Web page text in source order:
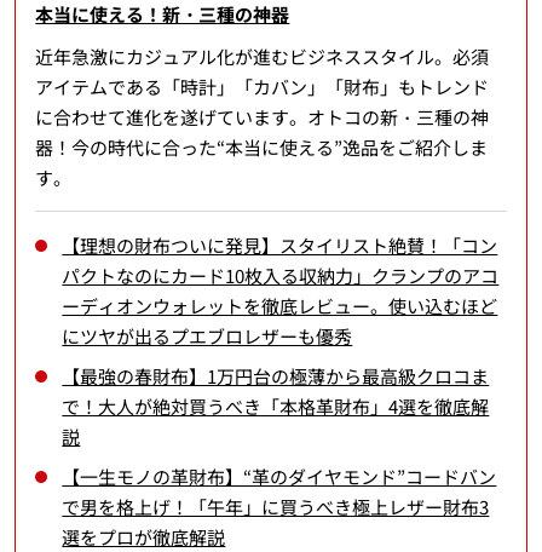
本当に使える！新・三種の神器
近年急激にカジュアル化が進むビジネススタイル。必須
アイテムである「時計」「カバン」「財布」もトレンド
に合わせて進化を遂げています。オトコの新・三種の神
器！今の時代に合った“本当に使える”逸品をご紹介しま
す。
【理想の財布ついに発見】スタイリスト絶賛！「コン
パクトなのにカード10枚入る収納力」クランプのアコ
ーディオンウォレットを徹底レビュー。使い込むほど
にツヤが出るプエブロレザーも優秀
【最強の春財布】1万円台の極薄から最高級クロコま
で！大人が絶対買うべき「本格革財布」4選を徹底解
説
【一生モノの革財布】“革のダイヤモンド”コードバン
で男を格上げ！「午年」に買うべき極上レザー財布3
選をプロが徹底解説